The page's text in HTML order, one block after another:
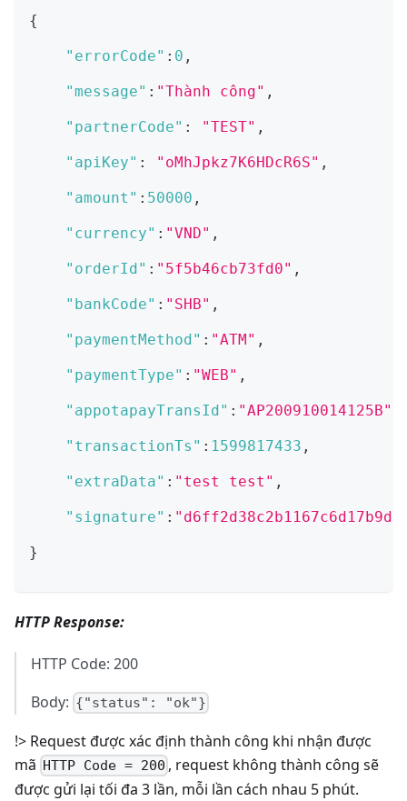
{
"errorCode" : 0 ,
"message" : "Thành công" ,
"partnerCode" : "TEST" ,
"apiKey" : "oMhJpkz7K6HDcR6S" ,
"amount" : 50000 ,
"currency" : "VND" ,
"orderId" : "5f5b46cb73fd0" ,
"bankCode" : "SHB" ,
"paymentMethod" : "ATM" ,
"paymentType" : "WEB" ,
"appotapayTransId" : "AP200910014125B"
"transactionTs" : 1599817433 ,
"extraData" : "test test" ,
"signature" :
}
HTTP Response:
HTTP Code: 200
Body: {"status": "ok"}
!> Request được xác định thành công khi nhận được
mã HTTP Code = 200 , request không thành công sẽ
được gửi lại tối đa 3 lần, mỗi lần cách nhau 5 phút.